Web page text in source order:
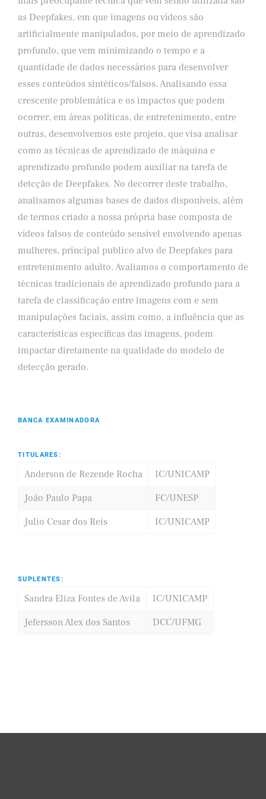
as Deepfakes, em que imagens ou vídeos são
artificialmente manipulados, por meio de aprendizado
profundo, que vem minimizando o tempo e a
quantidade de dados necessários para desenvolver
esses conteúdos sintéticos/falsos. Analisando essa
crescente problemática e os impactos que podem
ocorrer, em áreas políticas, de entretenimento, entre
outras, desenvolvemos este projeto, que visa analisar
como as técnicas de aprendizado de máquina e
aprendizado profundo podem auxiliar na tarefa de
detcção de Deepfakes. No decorrer deste trabalho,
analisamos algumas bases de dados disponíveis, além
de termos criado a nossa própria base composta de
vídeos falsos de conteúdo sensível envolvendo apenas
mulheres, principal publico alvo de Deepfakes para
entretenimento adulto. Avaliamos o comportamento de
técnicas tradicionais de aprendizado profundo para a
tarefa de classificação entre imagens com e sem
manipulações faciais, assim como, a influência que as
características específicas das imagens, podem
impactar diretamente na qualidade do modelo de
detecção gerado.
BANCA EXAMINADORA
TITULARES:
Anderson de Rezende Rocha
IC/UNICAMP
João Paulo Papa
FC/UNESP
Julio Cesar dos Reis
IC/UNICAMP
SUPLENTES:
Sandra Eliza Fontes de Avila
IC/UNICAMP
Jefersson Alex dos Santos
DCC/UFMG